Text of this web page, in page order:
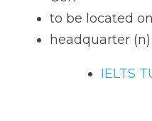
to be located
headquarter
IELTS